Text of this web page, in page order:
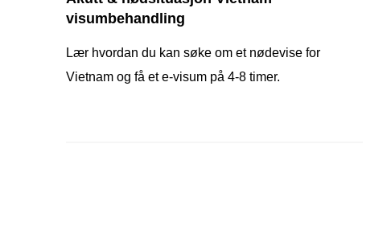
visumbehandling
Lær hvordan du kan søke om et nødevise for
Vietnam og få et e-visum på 4-8 timer.